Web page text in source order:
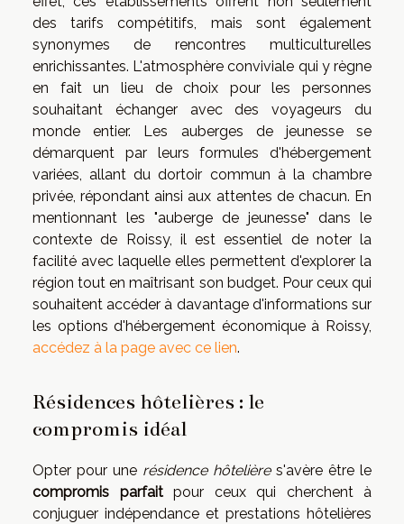
des tarifs compétitifs, mais sont également
synonymes de rencontres multiculturelles
enrichissantes. L'atmosphère conviviale qui y règne
en fait un lieu de choix pour les personnes
souhaitant échanger avec des voyageurs du
monde entier. Les auberges de jeunesse se
démarquent par leurs formules d'hébergement
variées, allant du dortoir commun à la chambre
privée, répondant ainsi aux attentes de chacun. En
mentionnant les "auberge de jeunesse" dans le
contexte de Roissy, il est essentiel de noter la
facilité avec laquelle elles permettent d'explorer la
région tout en maîtrisant son budget. Pour ceux qui
souhaitent accéder à davantage d'informations sur
les options d'hébergement économique à Roissy,
accédez à la page avec ce lien.
Résidences hôtelières : le
compromis idéal
Opter pour une résidence hôtelières'avère être le
compromis parfaitpour ceux qui cherchent à
conjuguer indépendance et prestations hôtelières